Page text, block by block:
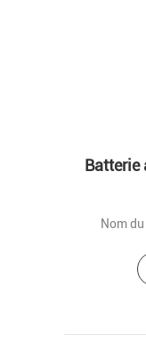
Batterie
Nom